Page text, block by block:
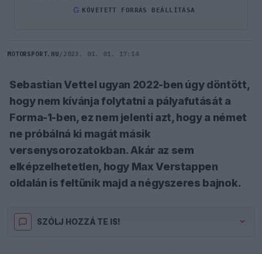
G KÖVETETT FORRÁS BEÁLLÍTÁSA
MOTORSPORT.HU / 2023. 01. 01. 17:14
Sebastian Vettel ugyan 2022-ben úgy döntött,
hogy nem kívánja folytatni a pályafutását a
Forma-1-ben, ez nem jelenti azt, hogy a német
ne próbálná ki magát másik
versenysorozatokban. Akár az sem
elképzelhetetlen, hogy Max Verstappen
oldalán is feltűnik majd a négyszeres bajnok.
SZÓLJ HOZZÁ TE IS!